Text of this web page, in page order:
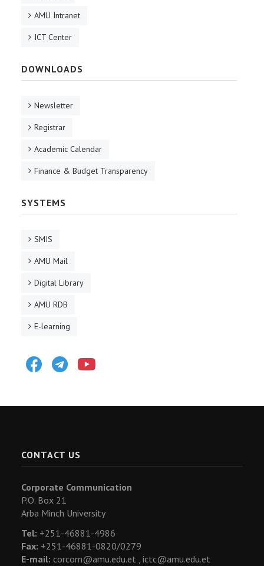
AMU Intranet
ICT Center
DOWNLOADS
Newsletter
Registrar
Academic Calendar
Finance & Budget Transparency
SYSTEMS
SMIS
AMU Mail
Digital Library
AMU RDB
E-learning
FacebookTelegram
CONTACT US
Corporate Communication
P.O. Box 21
Arba Minch University
Tel: +251-46881-4986
Fax: +251-46881-0820/0279
E-mail: corcom@amu.edu.et , ictc@amu.edu.et